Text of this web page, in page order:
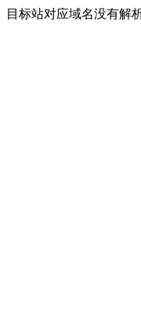
目标站对应域名没有解